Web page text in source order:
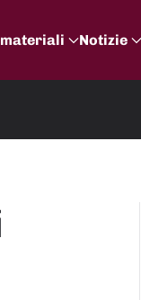
Notizie